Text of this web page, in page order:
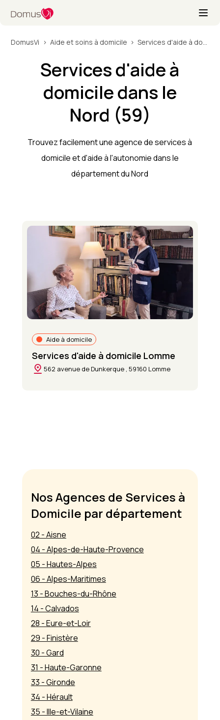
DomusVi Aide et soins à domicile Services d'aide à domicile dans le Nord (59)
Services d'aide à
domicile dans le
Nord (59)
Trouvez facilement une agence de services à
domicile et d'aide à l'autonomie dans le
département du Nord
Aide à domicile
Services d'aide à domicile Lomme
562 avenue de Dunkerque , 59160 Lomme
Nos Agences de Services à
Domicile par département
02 - Aisne
04 - Alpes-de-Haute-Provence
05 - Hautes-Alpes
06 - Alpes-Maritimes
13 - Bouches-du-Rhône
14 - Calvados
28 - Eure-et-Loir
29 - Finistère
30 - Gard
31 - Haute-Garonne
33 - Gironde
34 - Hérault
35 - Ille-et-Vilaine